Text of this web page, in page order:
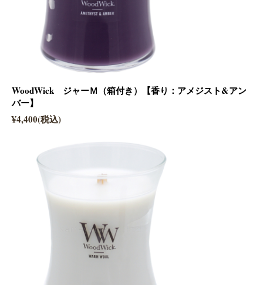
WoodWick ジャーＭ（箱付き）【香り：アメジスト&アン
バー】
¥4,400(税込)